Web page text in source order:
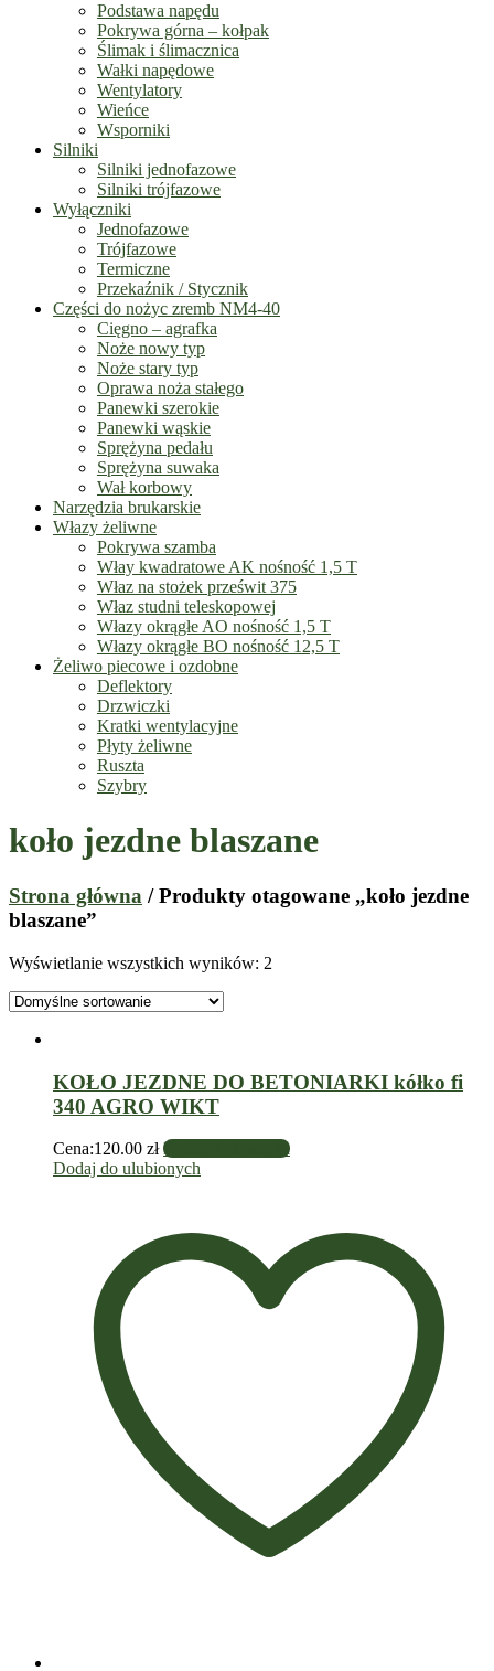
Podstawa napędu
Pokrywa górna – kołpak
Ślimak i ślimacznica
Wałki napędowe
Wentylatory
Wieńce
Wsporniki
Silniki
Silniki jednofazowe
Silniki trójfazowe
Wyłączniki
Jednofazowe
Trójfazowe
Termiczne
Przekaźnik / Stycznik
Części do nożyc zremb NM4-40
Cięgno – agrafka
Noże nowy typ
Noże stary typ
Oprawa noża stałego
Panewki szerokie
Panewki wąskie
Sprężyna pedału
Sprężyna suwaka
Wał korbowy
Narzędzia brukarskie
Włazy żeliwne
Pokrywa szamba
Włay kwadratowe AK nośność 1,5 T
Właz na stożek prześwit 375
Właz studni teleskopowej
Włazy okrągłe AO nośność 1,5 T
Włazy okrągłe BO nośność 12,5 T
Żeliwo piecowe i ozdobne
Deflektory
Drzwiczki
Kratki wentylacyjne
Płyty żeliwne
Ruszta
Szybry
koło jezdne blaszane
Strona główna / Produkty otagowane „koło jezdne
blaszane”
Wyświetlanie wszystkich wyników: 2
KOŁO JEZDNE DO BETONIARKI kółko fi
340 AGRO WIKT
Cena:120.00 zł Dodaj do koszyka
Dodaj do ulubionych